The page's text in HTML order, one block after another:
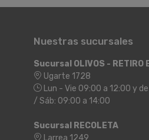
Nuestras sucursales
Sucursal OLIVOS - RETIRO
Ugarte 1728
Lun - Vie 09:00 a 12:00 y
/ Sáb: 09:00 a 14:00
Sucursal RECOLETA
Larrea 1249